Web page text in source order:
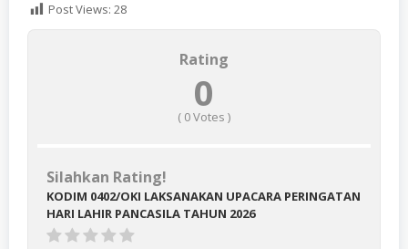
Post Views: 28
Rating
0
( 0Votes )
Silahkan Rating!
KODIM 0402/OKI LAKSANAKAN UPACARA PERINGATAN
HARI LAHIR PANCASILA TAHUN 2026